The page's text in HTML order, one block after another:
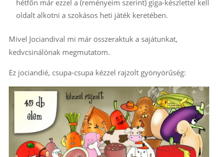
hétfőn már ezzel a (reményeim szerint) giga-készlettel kell
oldalt alkotni a szokásos heti játék keretében.
Mivel Jociandival mi már összeraktuk a sajátunkat,
kedvcsinálónak megmutatom.
Ez jociandié, csupa-csupa kézzel rajzolt gyönyörűség: